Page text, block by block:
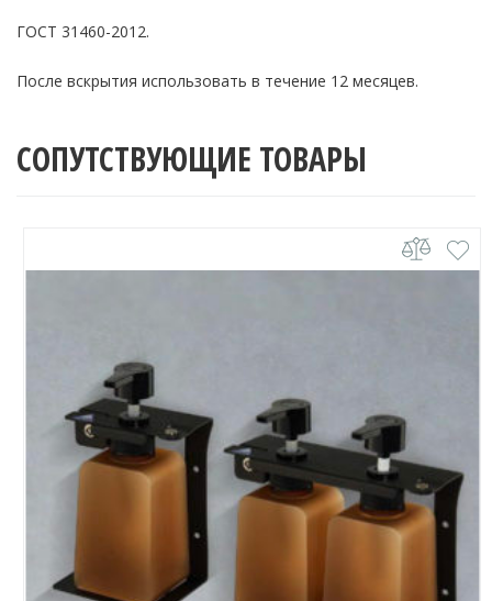
ГОСТ 31460-2012.
После вскрытия использовать в течение 12 месяцев.
СОПУТСТВУЮЩИЕ ТОВАРЫ